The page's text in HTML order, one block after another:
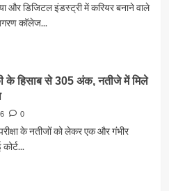
और डिजिटल इंडस्ट्री में करियर बनाने वाले
कॉलेज...
के हिसाब से 305 अंक, नतीजे में मिले
0
के नतीजों को लेकर एक और गंभीर